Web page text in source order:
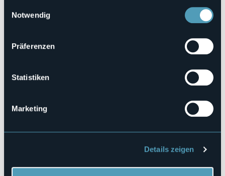
Notwendig
Präferenzen
Statistiken
Marketing
Details zeigen
Via Piero Sindico 3/5
28887 - GERMAGNO (VB)